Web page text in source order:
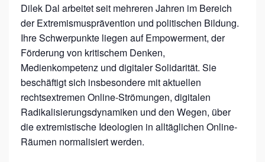
Dilek Dal arbeitet seit mehreren Jahren im Bereich
der Extremismusprävention und politischen Bildung.
Ihre Schwerpunkte liegen auf Empowerment, der
Förderung von kritischem Denken,
Medienkompetenz und digitaler Solidarität. Sie
beschäftigt sich insbesondere mit aktuellen
rechtsextremen Online-Strömungen, digitalen
Radikalisierungsdynamiken und den Wegen, über
die extremistische Ideologien in alltäglichen Online-
Räumen normalisiert werden.